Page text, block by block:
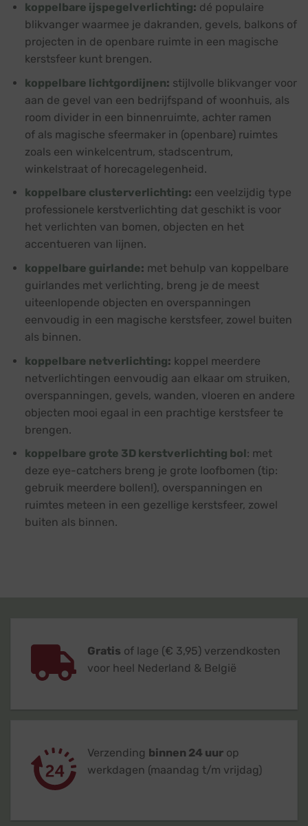
koppelbare ijspegelverlichting: dé populaire
blikvanger waarmee je dakranden, gevels, balkons of
projecten in de openbare ruimte in een magische
kerstsfeer kunt brengen.
koppelbare lichtgordijnen: stijlvolle blikvanger voor
aan de gevel van een bedrijfspand of woonhuis, als
room divider in een binnenruimte, achter ramen
of als magische sfeermaker in (openbare) ruimtes
zoals een winkelcentrum, stadscentrum,
winkelstraat of horecagelegenheid.
koppelbare clusterverlichting: een veelzijdig type
professionele kerstverlichting dat geschikt is voor
het verlichten van bomen, objecten en het
accentueren van lijnen.
koppelbare guirlande: met behulp van koppelbare
guirlandes met verlichting, breng je de meest
uiteenlopende objecten en overspanningen
eenvoudig in een magische kerstsfeer, zowel buiten
als binnen.
koppelbare netverlichting: koppel meerdere
netverlichtingen eenvoudig aan elkaar om struiken,
overspanningen, gevels, wanden, vloeren en andere
objecten mooi egaal in een prachtige kerstsfeer te
brengen.
koppelbare grote 3D kerstverlichting bol: met
deze eye-catchers breng je grote loofbomen (tip:
gebruik meerdere bollen!), overspanningen en
ruimtes meteen in een gezellige kerstsfeer, zowel
buiten als binnen.
Gratis of lage (€ 3,95) verzendkosten
voor heel Nederland & België
Verzending binnen 24 uur op
werkdagen (maandag t/m vrijdag)